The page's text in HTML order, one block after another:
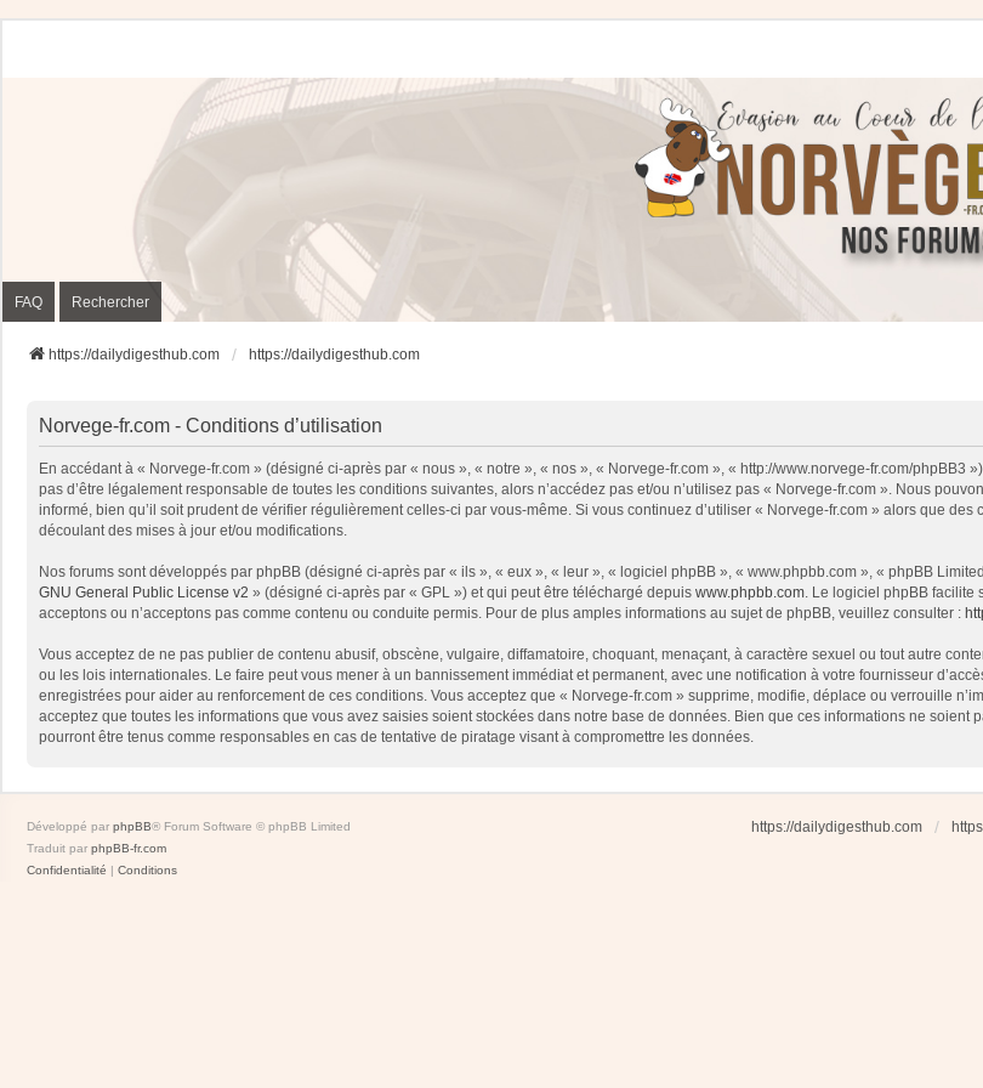
FAQ Rechercher
https://dailydigesthub.com https://dailydigesthub.com
Norvege-fr.com - Conditions d’utilisation
En accédant à « Norvege-fr.com » (désigné ci-après par « nous », « notre », « nos », « Norvege-fr.com », « http://www.norvege-fr.com/
pas d’être légalement responsable de toutes les conditions suivantes, alors n’accédez pas et/ou n’utilisez pas « Norvege-fr.com ». Nous
informé, bien qu’il soit prudent de vérifier régulièrement celles-ci par vous-même. Si vous continuez d’utiliser « Norvege-fr.com » alors que
découlant des mises à jour et/ou modifications.
Nos forums sont développés par phpBB (désigné ci-après par « ils », « eux », « leur », « logiciel phpBB », « www.phpbb.com », « phpBB
GNU General Public License v2 » (désigné ci-après par « GPL ») et qui peut être téléchargé depuis www.phpbb.com. Le logiciel phpBB facilite
acceptons ou n’acceptons pas comme contenu ou conduite permis. Pour de plus amples informations au sujet de phpBB, veuillez consulter :
Vous acceptez de ne pas publier de contenu abusif, obscène, vulgaire, diffamatoire, choquant, menaçant, à caractère sexuel ou tout autre
ou les lois internationales. Le faire peut vous mener à un bannissement immédiat et permanent, avec une notification à votre fournisseur
enregistrées pour aider au renforcement de ces conditions. Vous acceptez que « Norvege-fr.com » supprime, modifie, déplace ou verrouille
acceptez que toutes les informations que vous avez saisies soient stockées dans notre base de données. Bien que ces informations ne
pourront être tenus comme responsables en cas de tentative de piratage visant à compromettre les données.
https://dailydigesthub.com
Développé par phpBB® Forum Software © phpBB Limited
Traduit par phpBB-fr.com
Confidentialité | Conditions